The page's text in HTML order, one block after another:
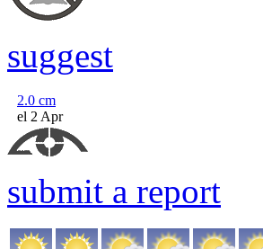
suggest
2.0 cm
el 2 Apr
submit a report